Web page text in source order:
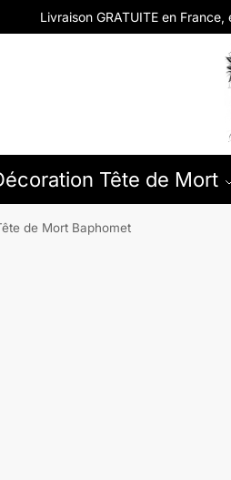
Livraison GRATUITE en France,
Tête de Mort
de Mort Baphomet